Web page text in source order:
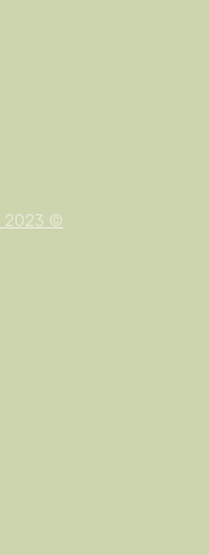
© 2023 כל הזכויות שמורות לBP-IL